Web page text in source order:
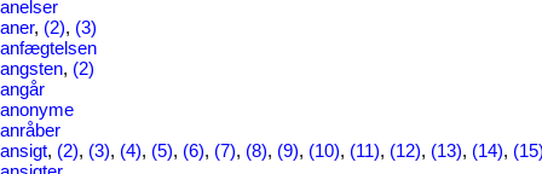
anelser
aner, (2), (3)
anfægtelsen
angsten, (2)
angår
anonyme
anråber
ansigt, (2), (3), (4), (5), (6), (7), (8), (9), (10), (11), (12), (13), (14),